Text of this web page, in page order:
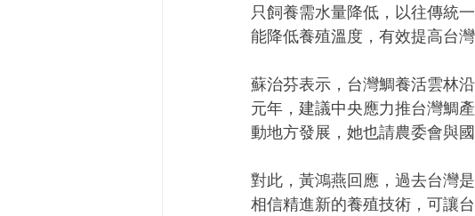
只飼養需水量降低，以往傳統
能降低養殖溫度，有效提高台
蘇治芬表示，台灣鯛養活雲林
元年，建議中央應力推台灣鯛
動地方發展，她也請農委會與
對此，黃鴻燕回應，過去台灣
相信精進新的養殖技術，可讓